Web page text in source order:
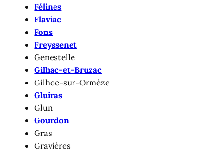
Félines
Flaviac
Fons
Freyssenet
Genestelle
Gilhac-et-Bruzac
Gilhoc-sur-Ormèze
Gluiras
Glun
Gourdon
Gras
Gravières